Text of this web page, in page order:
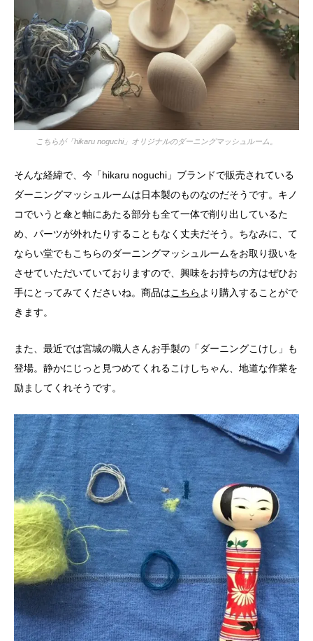
こちらが「hikaru noguchi」オリジナルのダーニングマッシュルーム。
そんな経緯で、今「hikaru noguchi」ブランドで販売されている
ダーニングマッシュルームは日本製のものなのだそうです。キノ
コでいうと傘と軸にあたる部分も全て一体で削り出しているた
め、パーツが外れたりすることもなく丈夫だそう。ちなみに、て
ならい堂でもこちらのダーニングマッシュルームをお取り扱いを
させていただいていておりますので、興味をお持ちの方はぜひお
手にとってみてくださいね。商品はこちら より購入することがで
きます。
また、最近では宮城の職人さんお手製の「ダーニングこけし」も
登場。静かにじっと見つめてくれるこけしちゃん、地道な作業を
励ましてくれそうです。